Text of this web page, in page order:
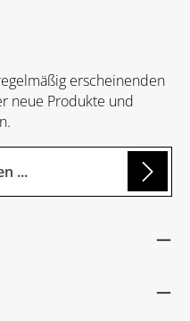
erscheinenden
neue Produkte und
Felder sind